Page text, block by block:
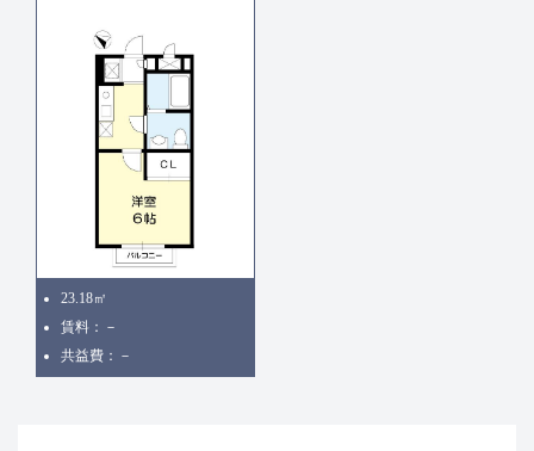
23.18㎡
賃料：－
共益費：－